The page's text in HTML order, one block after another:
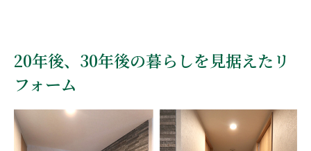
20年後、30年後の暮らしを見据えたリ
フォーム